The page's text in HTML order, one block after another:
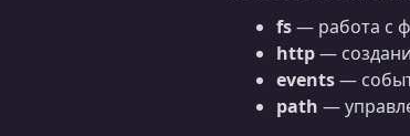
fs— работа с
http—
events—
path —